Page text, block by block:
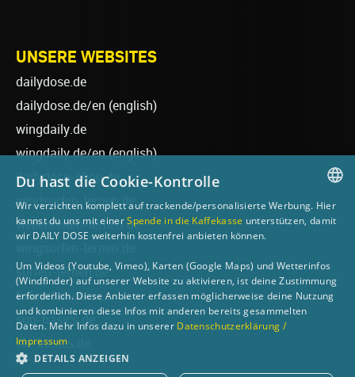
UNSERE WEBSITES
dailydose.de
dailydose.de/en (english)
wingdaily.de
wingdaily.de/en(english)
dailydose-shop.de
windsurfen-lernen.de
wellenreiten-lernen.de
surfen-lernen.de
foilsurfen.de
sup-basics.de
ski-basics.de
GERMAN
Du hast die Cookie-Kontrolle
Wir verzichten komplett auf trackende/personalisierte Werbung. Hier
kannst du uns mit einerSpende in die Kaffekasse unterstützen, damit
wir DAILY DOSE weiterhin kostenfrei anbieten können.
Um Videos (Youtube, Vimeo), Karten (Google Maps) und Wetterinfos
(Windfinder) auf unserer Website zu aktivieren, ist deine Zustimmung
erforderlich. Diese Anbieter erfassen möglicherweise deine Nutzung
und kombinieren diese Infos mit anderen bereits gesammelten
Daten. Mehr Infos dazu in unserer Datenschutzerklärung /
Impressum
DETAILS ANZEIGEN